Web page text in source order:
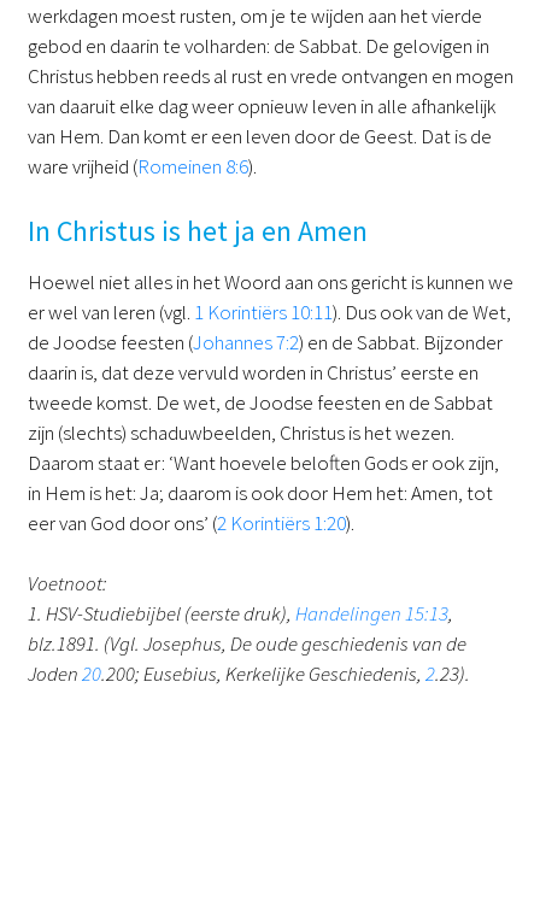
werkdagen moest rusten, om je te wijden aan het vierde
gebod en daarin te volharden: de Sabbat. De gelovigen in
Christus hebben reeds al rust en vrede ontvangen en mogen
van daaruit elke dag weer opnieuw leven in alle afhankelijk
van Hem. Dan komt er een leven door de Geest. Dat is de
ware vrijheid (Romeinen 8:6).
In Christus is het ja en Amen
Hoewel niet alles in het Woord aan ons gericht is kunnen we
er wel van leren (vgl. 1 Korintiërs 10:11). Dus ook van de Wet,
de Joodse feesten (Johannes 7:2) en de Sabbat. Bijzonder
daarin is, dat deze vervuld worden in Christus’ eerste en
tweede komst. De wet, de Joodse feesten en de Sabbat
zijn (slechts) schaduwbeelden, Christus is het wezen.
Daarom staat er: ‘Want hoevele beloften Gods er ook zijn,
in Hem is het: Ja; daarom is ook door Hem het: Amen, tot
eer van God door ons’ (2 Korintiërs 1:20).
Voetnoot:
1. HSV-Studiebijbel (eerste druk), Handelingen 15:13,
blz.1891. (Vgl. Josephus, De oude geschiedenis van de
Joden20.200; Eusebius, Kerkelijke Geschiedenis, 2.23).